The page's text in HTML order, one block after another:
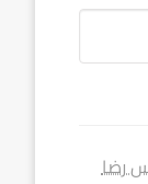
رضا